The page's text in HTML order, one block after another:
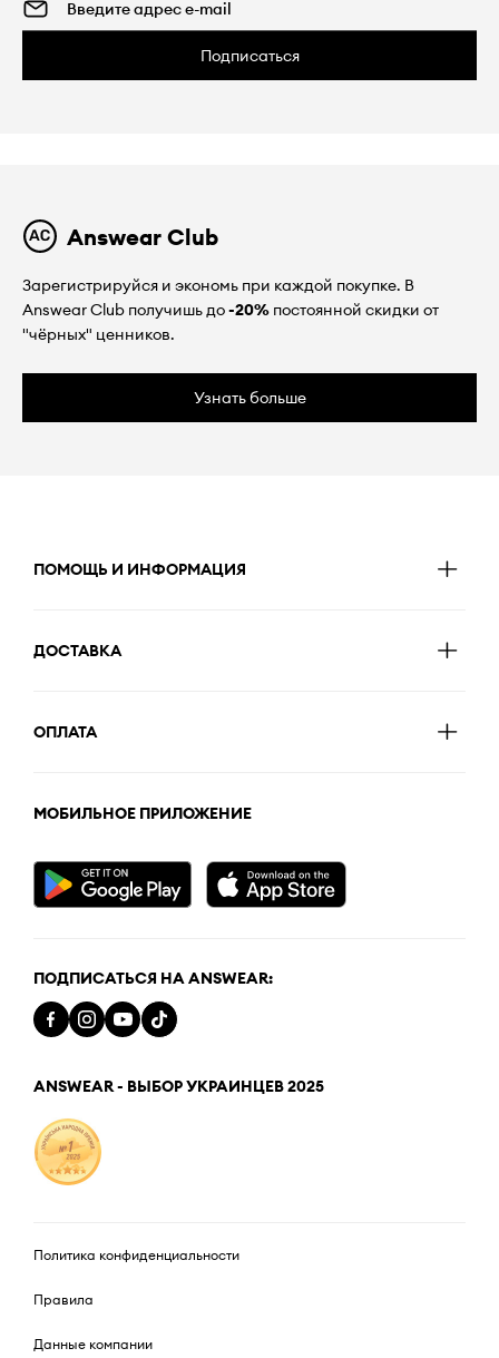
Подписаться
Answear Club
Зарегистрируйся и экономь при каждой покупке. В
Answear Club получишь до-20% постоянной скидки от
"чёрных" ценников.
Узнать больше
ПОМОЩЬ И ИНФОРМАЦИЯ
ДОСТАВКА
ОПЛАТА
МОБИЛЬНОЕ ПРИЛОЖЕНИЕ
ПОДПИСАТЬСЯ НА ANSWEAR:
ANSWEAR - ВЫБОР УКРАИНЦЕВ 2025
Политика конфиденциальности
Правила
Данные компании